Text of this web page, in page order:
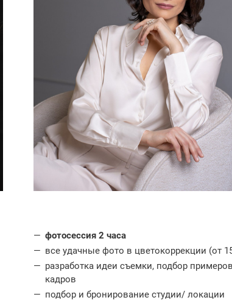
фотосессия 2 часа
все удачные фото в цветокоррекции (от
разработка идеи съемки, подбор примеров
кадров
подбор и бронирование студии/ локации